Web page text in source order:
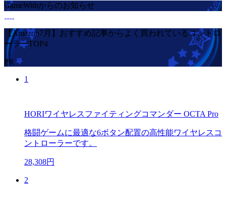
GameWithからのお知らせ
【Amazon7月】おすすめ記事からよく買われているコントロ
ーラーTOP4
PR
1
HORIワイヤレスファイティングコマンダー OCTA Pro
格闘ゲームに最適な6ボタン配置の高性能ワイヤレスコ
ントローラーです。
28,308円
2